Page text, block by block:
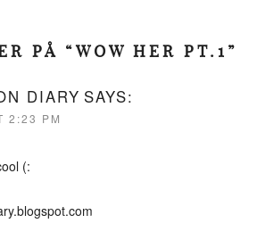
PÅ “WOW HER PT.1”
DIARY SAYS:
2:23 PM
(: